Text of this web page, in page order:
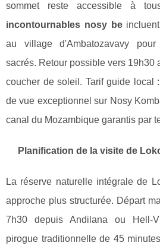
sommet reste accessible à
incontournables nosy beincluent
au village d'Ambatozavavy
sacrés. Retour possible vers 19h30
coucher de soleil. Tarif guide local
de vue exceptionnel sur Nosy
canal du Mozambique garantis par
Planification de la visite de
La réserve naturelle intégrale de
approche plus structurée. Départ
7h30 depuis Andilana ou Hell-
pirogue traditionnelle de 45